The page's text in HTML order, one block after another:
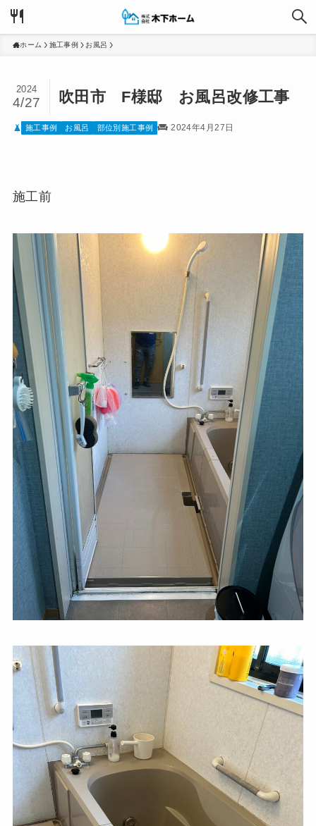
ホーム 施工事例 お風呂
吹田市 F様邸 お風呂改修工事
2024
4/27
施工事例 お風呂 部位別施工事例 2024年4月27日
施工前